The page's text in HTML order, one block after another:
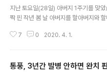
지난 토요일(28일) 아버지 1주기를 맞
짝 핀 작년 봄 날 아버지를 할아버지와
때문에 멀리 있는 가족들은 부르지도 못
터 저희 집안 제사는 토요일이나 일요일
7 0 2020. 4. 1.
통풍, 3년간 발병 안하면 완치